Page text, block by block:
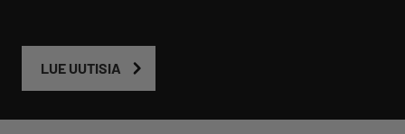
LUE UUTISIA